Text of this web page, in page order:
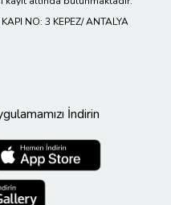
NO: 3 KEPEZ/ ANTALYA
İndirin